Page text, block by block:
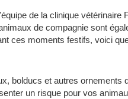
de la clinique vétérinaire
de compagnie sont
ces moments festifs, voici
bolducs et autres ornements
un risque pour vos